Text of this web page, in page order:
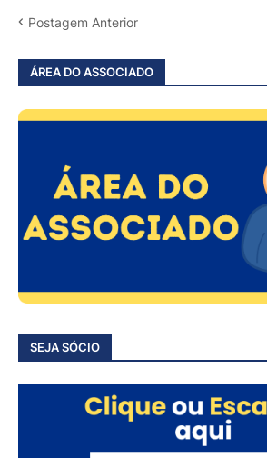
Postagem Anterior
ÁREA DO ASSOCIADO
SEJA SÓCIO